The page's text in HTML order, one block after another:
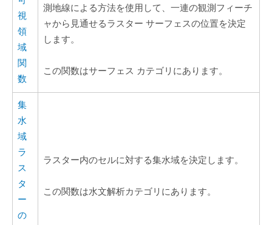
視
領
域
関
数
測地線による方法を使用して、一連の観測フィーチ
ャから見通せるラスター サーフェスの位置を決定
します。
この関数はサーフェス カテゴリにあります。
集
水
域
ラ
ス
タ
ー
の
ラスター内のセルに対する集水域を決定します。
この関数は水文解析カテゴリにあります。